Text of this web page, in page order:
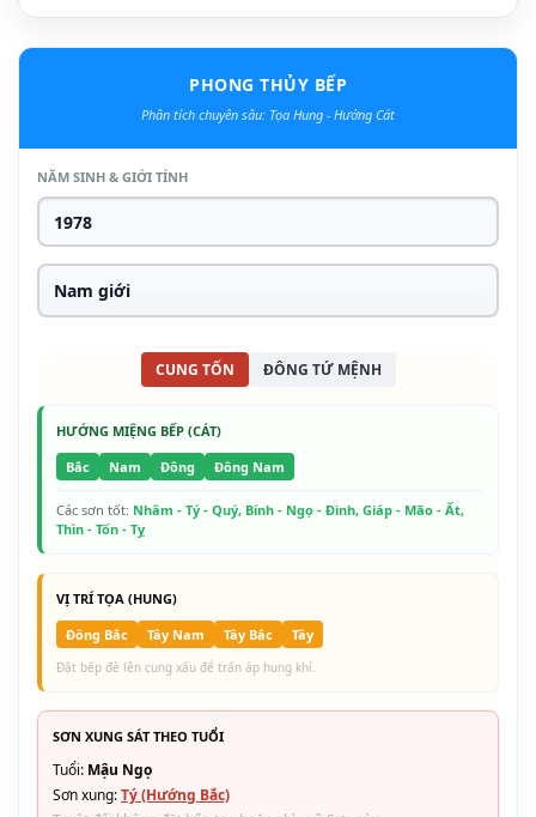
PHONG THỦY BẾP
Phân tích chuyên sâu: Tọa Hung - Hướng Cát
NĂM SINH & GIỚI TÍNH
CUNG TỐN ĐÔNG TỨ MỆNH
HƯỚNG MIỆNG BẾP (CÁT)
Bắc
Nam Đông Đông Nam
Các sơn tốt: Nhâm - Tý - Quý, Bính - Ngọ - Đinh, Giáp - Mão - Ất,
Thìn - Tốn - Tỵ
VỊ TRÍ TỌA (HUNG)
Đông Bắc
Tây Nam Tây Bắc Tây
Đặt bếp đè lên cung xấu để trấn áp hung khí.
SƠN XUNG SÁT THEO TUỔI
Tuổi: Mậu Ngọ
Sơn xung:Tý (Hướng Bắc)